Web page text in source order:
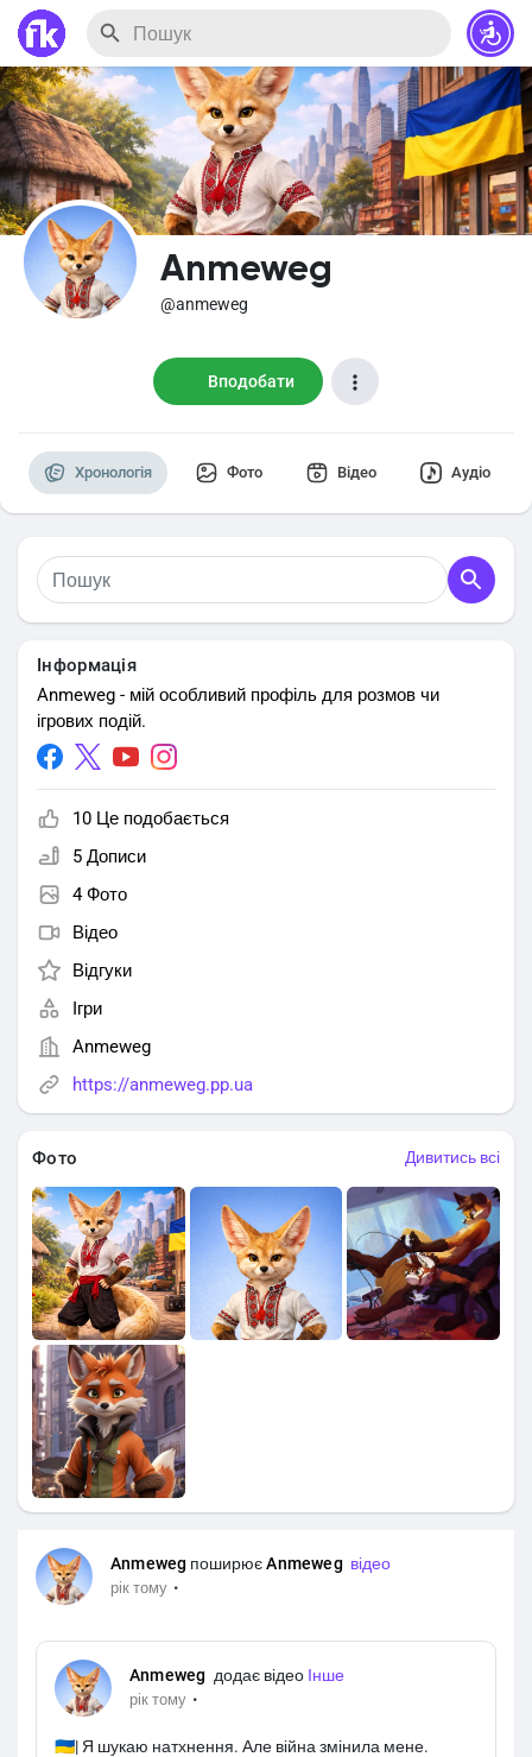
Anmeweg
@anmeweg
Вподобати
Хронологія Фото Відео Аудіо
Інформація
Anmeweg - мій особливий профіль для розмов чи
ігрових подій.
10 Це подобається
5 Дописи
4 Фото
Відео
Відгуки
Ігри
Anmeweg
https://anmeweg.pp.ua
Фото Дивитись всі
Anmeweg поширюєAnmeweg ㅤ відео
рік тому ·
Anmeweg ㅤ додає відео Інше
рік тому ·
🇺🇦| Я шукаю натхнення. Але війна змінила мене.